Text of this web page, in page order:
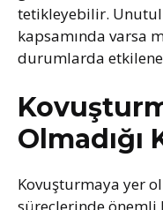
tetikleyebilir.
kapsamında varsa
durumlarda
Olmadığı
Kovuşturmaya yer
süreçlerinde önemli